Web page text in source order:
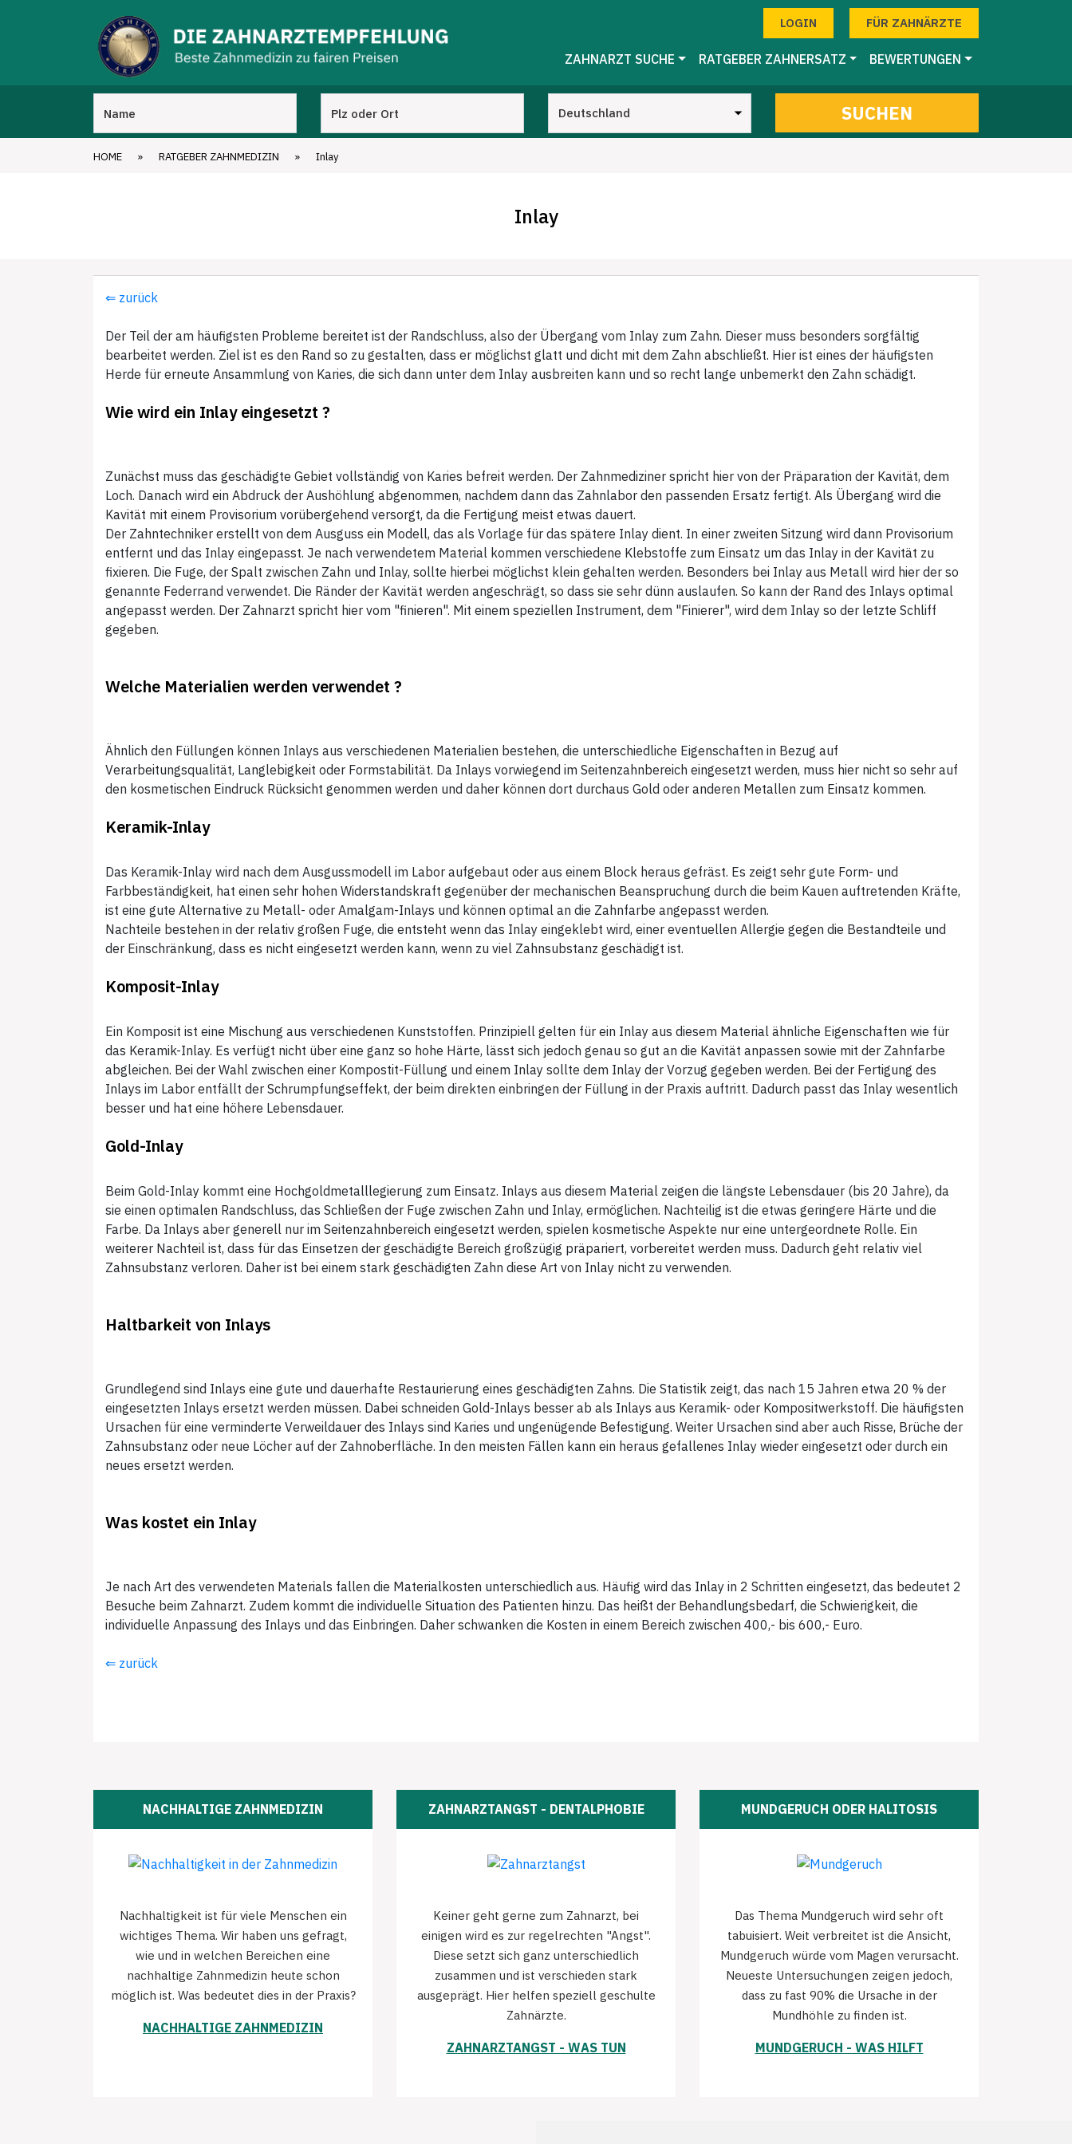
LOGIN FÜR ZAHNÄRZTE
ZAHNARZT SUCHE RATGEBER ZAHNERSATZ BEWERTUNGEN
SUCHEN
HOME » RATGEBER ZAHNMEDIZIN » Inlay
Inlay
⇐ zurück
Der Teil der am häufigsten Probleme bereitet ist der Randschluss, also der Übergang vom Inlay zum Zahn. Dieser muss besonders sorgfältig
bearbeitet werden. Ziel ist es den Rand so zu gestalten, dass er möglichst glatt und dicht mit dem Zahn abschließt. Hier ist eines der häufigsten
Herde für erneute Ansammlung von Karies, die sich dann unter dem Inlay ausbreiten kann und so recht lange unbemerkt den Zahn schädigt.
Wie wird ein Inlay eingesetzt ?
Zunächst muss das geschädigte Gebiet vollständig von Karies befreit werden. Der Zahnmediziner spricht hier von der Präparation der Kavität, dem
Loch. Danach wird ein Abdruck der Aushöhlung abgenommen, nachdem dann das Zahnlabor den passenden Ersatz fertigt. Als Übergang wird die
Kavität mit einem Provisorium vorübergehend versorgt, da die Fertigung meist etwas dauert.
Der Zahntechniker erstellt von dem Ausguss ein Modell, das als Vorlage für das spätere Inlay dient. In einer zweiten Sitzung wird dann Provisorium
entfernt und das Inlay eingepasst. Je nach verwendetem Material kommen verschiedene Klebstoffe zum Einsatz um das Inlay in der Kavität zu
fixieren. Die Fuge, der Spalt zwischen Zahn und Inlay, sollte hierbei möglichst klein gehalten werden. Besonders bei Inlay aus Metall wird hier der so
genannte Federrand verwendet. Die Ränder der Kavität werden angeschrägt, so dass sie sehr dünn auslaufen. So kann der Rand des Inlays optimal
angepasst werden. Der Zahnarzt spricht hier vom "finieren". Mit einem speziellen Instrument, dem "Finierer", wird dem Inlay so der letzte Schliff
gegeben.
Welche Materialien werden verwendet ?
Ähnlich den Füllungen können Inlays aus verschiedenen Materialien bestehen, die unterschiedliche Eigenschaften in Bezug auf
Verarbeitungsqualität, Langlebigkeit oder Formstabilität. Da Inlays vorwiegend im Seitenzahnbereich eingesetzt werden, muss hier nicht so sehr auf
den kosmetischen Eindruck Rücksicht genommen werden und daher können dort durchaus Gold oder anderen Metallen zum Einsatz kommen.
Keramik-Inlay
Das Keramik-Inlay wird nach dem Ausgussmodell im Labor aufgebaut oder aus einem Block heraus gefräst. Es zeigt sehr gute Form- und
Farbbeständigkeit, hat einen sehr hohen Widerstandskraft gegenüber der mechanischen Beanspruchung durch die beim Kauen auftretenden Kräfte,
ist eine gute Alternative zu Metall- oder Amalgam-Inlays und können optimal an die Zahnfarbe angepasst werden.
Nachteile bestehen in der relativ großen Fuge, die entsteht wenn das Inlay eingeklebt wird, einer eventuellen Allergie gegen die Bestandteile und
der Einschränkung, dass es nicht eingesetzt werden kann, wenn zu viel Zahnsubstanz geschädigt ist.
Komposit-Inlay
Ein Komposit ist eine Mischung aus verschiedenen Kunststoffen. Prinzipiell gelten für ein Inlay aus diesem Material ähnliche Eigenschaften wie für
das Keramik-Inlay. Es verfügt nicht über eine ganz so hohe Härte, lässt sich jedoch genau so gut an die Kavität anpassen sowie mit der Zahnfarbe
abgleichen. Bei der Wahl zwischen einer Kompostit-Füllung und einem Inlay sollte dem Inlay der Vorzug gegeben werden. Bei der Fertigung des
Inlays im Labor entfällt der Schrumpfungseffekt, der beim direkten einbringen der Füllung in der Praxis auftritt. Dadurch passt das Inlay wesentlich
besser und hat eine höhere Lebensdauer.
Gold-Inlay
Beim Gold-Inlay kommt eine Hochgoldmetalllegierung zum Einsatz. Inlays aus diesem Material zeigen die längste Lebensdauer (bis 20 Jahre), da
sie einen optimalen Randschluss, das Schließen der Fuge zwischen Zahn und Inlay, ermöglichen. Nachteilig ist die etwas geringere Härte und die
Farbe. Da Inlays aber generell nur im Seitenzahnbereich eingesetzt werden, spielen kosmetische Aspekte nur eine untergeordnete Rolle. Ein
weiterer Nachteil ist, dass für das Einsetzen der geschädigte Bereich großzügig präpariert, vorbereitet werden muss. Dadurch geht relativ viel
Zahnsubstanz verloren. Daher ist bei einem stark geschädigten Zahn diese Art von Inlay nicht zu verwenden.
Haltbarkeit von Inlays
Grundlegend sind Inlays eine gute und dauerhafte Restaurierung eines geschädigten Zahns. Die Statistik zeigt, das nach 15 Jahren etwa 20 % der
eingesetzten Inlays ersetzt werden müssen. Dabei schneiden Gold-Inlays besser ab als Inlays aus Keramik- oder Kompositwerkstoff. Die häufigsten
Ursachen für eine verminderte Verweildauer des Inlays sind Karies und ungenügende Befestigung. Weiter Ursachen sind aber auch Risse, Brüche der
Zahnsubstanz oder neue Löcher auf der Zahnoberfläche. In den meisten Fällen kann ein heraus gefallenes Inlay wieder eingesetzt oder durch ein
neues ersetzt werden.
Was kostet ein Inlay
Je nach Art des verwendeten Materials fallen die Materialkosten unterschiedlich aus. Häufig wird das Inlay in 2 Schritten eingesetzt, das bedeutet 2
Besuche beim Zahnarzt. Zudem kommt die individuelle Situation des Patienten hinzu. Das heißt der Behandlungsbedarf, die Schwierigkeit, die
individuelle Anpassung des Inlays und das Einbringen. Daher schwanken die Kosten in einem Bereich zwischen 400,- bis 600,- Euro.
⇐ zurück
NACHHALTIGE ZAHNMEDIZIN
Nachhaltigkeit ist für viele Menschen ein
wichtiges Thema. Wir haben uns gefragt,
wie und in welchen Bereichen eine
nachhaltige Zahnmedizin heute schon
möglich ist. Was bedeutet dies in der Praxis?
NACHHALTIGE ZAHNMEDIZIN
ZAHNARZTANGST - DENTALPHOBIE
Keiner geht gerne zum Zahnarzt, bei
einigen wird es zur regelrechten "Angst".
Diese setzt sich ganz unterschiedlich
zusammen und ist verschieden stark
ausgeprägt. Hier helfen speziell geschulte
Zahnärzte.
ZAHNARZTANGST - WAS TUN
MUNDGERUCH ODER HALITOSIS
Das Thema Mundgeruch wird sehr oft
tabuisiert. Weit verbreitet ist die Ansicht,
Mundgeruch würde vom Magen verursacht.
Neueste Untersuchungen zeigen jedoch,
dass zu fast 90% die Ursache in der
Mundhöhle zu finden ist.
MUNDGERUCH - WAS HILFT